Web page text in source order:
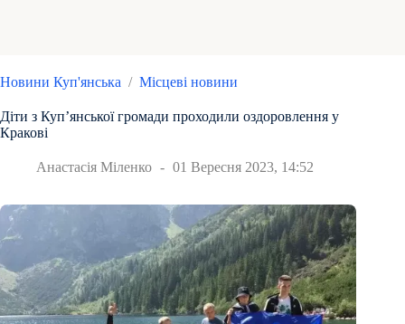
Новини Куп'янська / Місцеві новини
Діти з Купʼянської громади проходили оздоровлення у
Кракові
Анастасія Міленко 01 Вересня 2023, 14:52